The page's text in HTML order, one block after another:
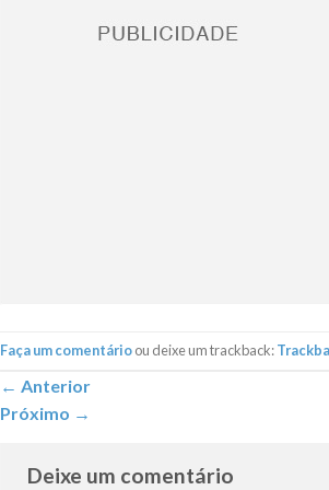
Faça um comentárioou deixe um trackback:
← Anterior
Próximo →
Deixe um comentário